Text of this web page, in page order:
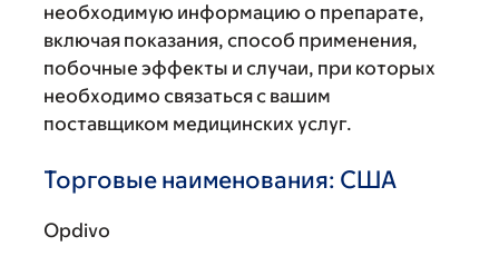
необходимую информацию о препарате,
включая показания, способ применения,
побочные эффекты и случаи, при которых
необходимо связаться с вашим
поставщиком медицинских услуг.
Торговые наименования: США
Opdivo